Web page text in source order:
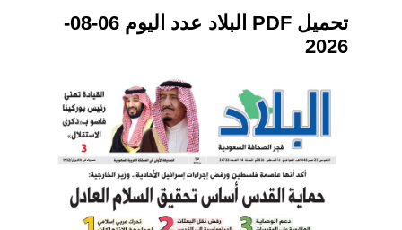
تحميل PDF البلاد عدد اليوم 06-08-
2026